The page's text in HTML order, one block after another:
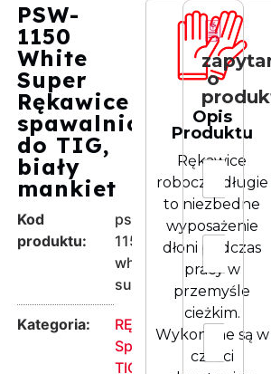
PSW-
1150
White
Super
Rękawice
spawalnicze
do TIG,
biały
mankiet
Kod
produktu:
psw-
1150-
white-
super
Kategoria:
RĘKAWICE
Spawalnicze
TIG
Opis
Produktu
Rękawice
robocze, długie
to niezbedne
wyposażenie
dłoni podczas
pracy w
przemyśle
cieżkim.
Wykonane są w
cześci
o
*
*
I
m
i
N
a
z
w
s
k
o
E
m
a
i
l
*
R
z